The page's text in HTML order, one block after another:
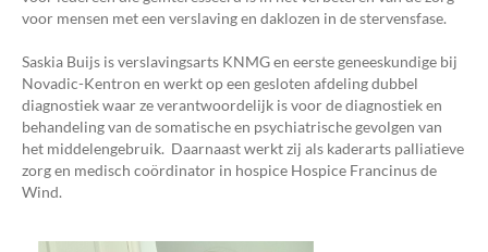
voor mensen met een verslaving en daklozen in de stervensfase.
Saskia Buijs is verslavingsarts KNMG en eerste geneeskundige bij
Novadic-Kentron en werkt op een gesloten afdeling dubbel
diagnostiek waar ze verantwoordelijk is voor de diagnostiek en
behandeling van de somatische en psychiatrische gevolgen van
het middelengebruik. Daarnaast werkt zij als kaderarts palliatieve
zorg en medisch coördinator in hospice Hospice Francinus de
Wind.